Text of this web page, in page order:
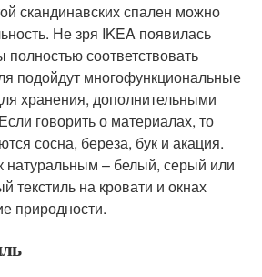
скандинавских спален можно
Не зря IKEA появилась
соответствовать
подойдут многофункциональные
хранения, дополнительными
говорить о материалах, то
сосна, береза, бук и акация.
натуральным – белый, серый или
текстиль на кровати и окнах
природности.